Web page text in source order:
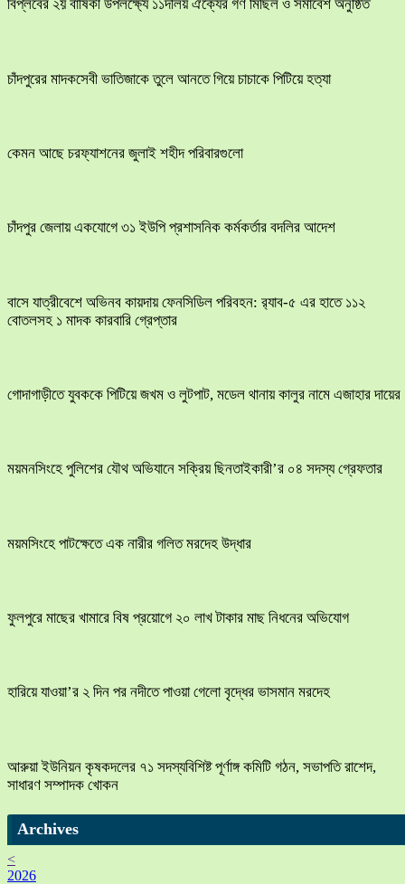
বিপ্লবের ২য় বার্ষিকী উপলক্ষ্যে ১১দলিয় ঐক্যের গণ মিছিল ও সমাবেশ অনুষ্ঠিত
চাঁদপুরের মাদকসেবী ভাতিজাকে তুলে আনতে গিয়ে চাচাকে পিটিয়ে হত্যা
কেমন আছে চরফ্যাশনের জুলাই শহীদ পরিবারগুলো
চাঁদপুর জেলায় একযোগে ৩১ ইউপি প্রশাসনিক কর্মকর্তার বদলির আদেশ
বাসে যাত্রীবেশে অভিনব কায়দায় ফেনসিডিল পরিবহন: র‍্যাব-৫ এর হাতে ১১২
বোতলসহ ১ মাদক কারবারি গ্রেপ্তার
​গোদাগাড়ীতে যুবককে পিটিয়ে জখম ও লুটপাট, মডেল থানায় কালুর নামে এজাহার দায়ের
ময়মনসিংহে পুলিশের যৌথ অভিযানে সক্রিয় ছিনতাইকারী’র ০৪ সদস্য গ্রেফতার
ময়মসিংহে পাটক্ষেতে এক নারীর গলিত মরদেহ উদ্ধার
ফুলপুরে মাছের খামারে বিষ প্রয়োগে ২০ লাখ টাকার মাছ নিধনের অভিযোগ
হারিয়ে যাওয়া’র ২ দিন পর নদীতে পাওয়া গেলো বৃদ্ধের ভাসমান মরদেহ
আরুয়া ইউনিয়ন কৃষকদলের ৭১ সদস্যবিশিষ্ট পূর্ণাঙ্গ কমিটি গঠন, সভাপতি রাশেদ,
সাধারণ সম্পাদক খোকন
Archives
<
2026